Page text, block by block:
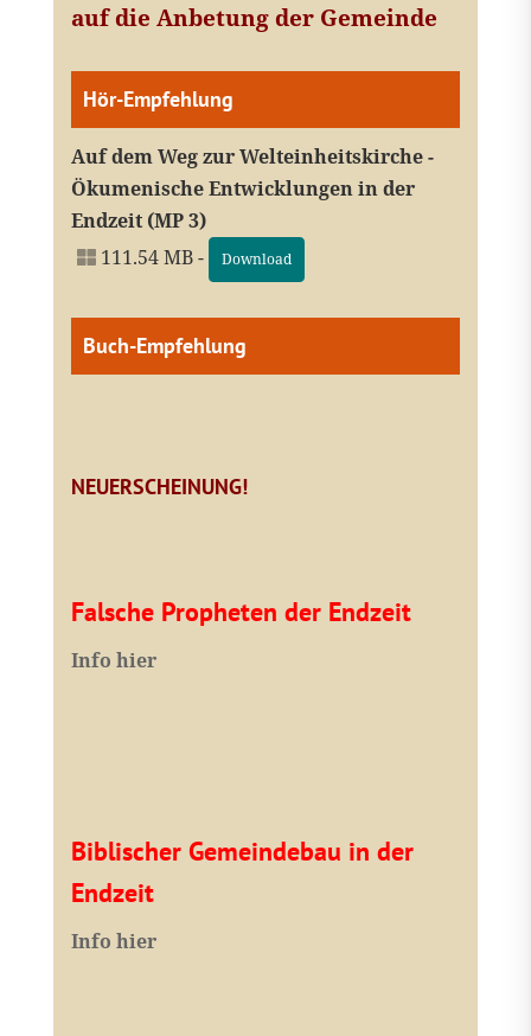
auf die Anbetung der Gemeinde
Hör-Empfehlung
Auf dem Weg zur Welteinheitskirche -
Ökumenische Entwicklungen in der
Endzeit (MP 3)
111.54 MB -
Download
Buch-Empfehlung
NEUERSCHEINUNG!
Falsche Propheten der Endzeit
Info hier
Biblischer Gemeindebau in der
Endzeit
Info hier